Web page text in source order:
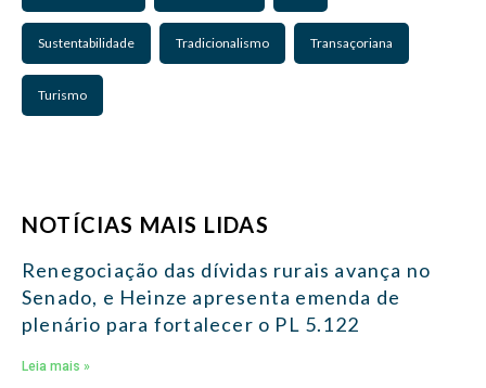
Sustentabilidade Tradicionalismo Transaçoriana
Turismo
NOTÍCIAS MAIS LIDAS
Renegociação das dívidas rurais avança no
Senado, e Heinze apresenta emenda de
plenário para fortalecer o PL 5.122
Leia mais »